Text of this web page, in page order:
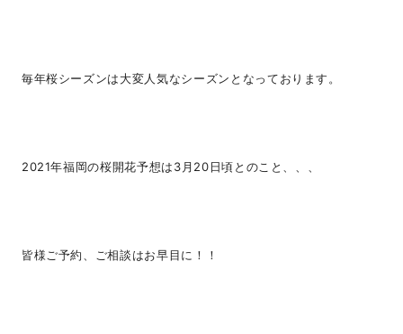
毎年桜シーズンは大変人気なシーズンとなっております。
2021年福岡の桜開花予想は3月20日頃とのこと、、、
皆様ご予約、ご相談はお早目に！！